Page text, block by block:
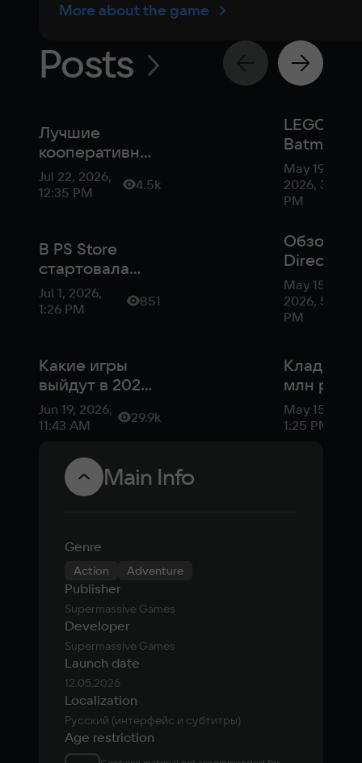
More about the game
Posts
Лучшие
кооперативные
игры в 2026
году
Jul 22, 2026,
12:35 PM
4.5k
В PS Store
стартовала
масштабная
распродажа со
Jul 1, 2026,
1:26 PM
851
Какие игры
выйдут в 2026
году: самые
ожидаемые
Jun 19, 2026,
11:43 AM
29.9k
LEGO
Batman:
Legacy
Dark
слили в
May 19,
2026, 3:48
PM
Обзор
Directive
8020 — в
космосе
никто не
твой крик
May 15,
2026, 5:35
PM
Клад на
млн
фильм
Kombat 3:
May 15,
1:25 PM
Main Info
Genre
Action Adventure
Publisher
Supermassive Games
Developer
Supermassive Games
Launch date
12.05.2026
Localization
Русский (интерфейс и субтитры)
Age restriction